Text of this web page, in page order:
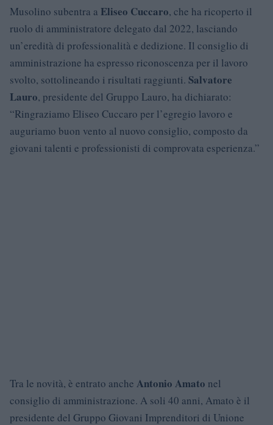
Musolino subentra a Eliseo Cuccaro, che ha ricoperto il
ruolo di amministratore delegato dal 2022, lasciando
un’eredità di professionalità e dedizione. Il consiglio di
amministrazione ha espresso riconoscenza per il lavoro
svolto, sottolineando i risultati raggiunti. Salvatore
Lauro, presidente del Gruppo Lauro, ha dichiarato:
“Ringraziamo Eliseo Cuccaro per l’egregio lavoro e
auguriamo buon vento al nuovo consiglio, composto da
giovani talenti e professionisti di comprovata esperienza.”
Tra le novità, è entrato anche Antonio Amato nel
consiglio di amministrazione. A soli 40 anni, Amato è il
presidente del Gruppo Giovani Imprenditori di Unione